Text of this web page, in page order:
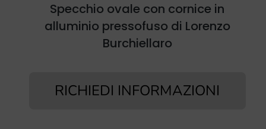
Specchio ovale con cornice in
alluminio pressofuso di Lorenzo
Burchiellaro
RICHIEDI INFORMAZIONI